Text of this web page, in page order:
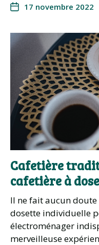
17 novembre 2022
Cafetière
cafetière à
Il ne fait aucun doute
dosette individuelle
électroménager
merveilleuse